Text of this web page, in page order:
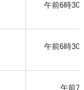
午前6時30
午前6時30
午前7